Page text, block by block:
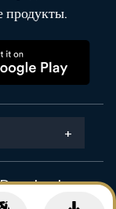
продукты.
+
by